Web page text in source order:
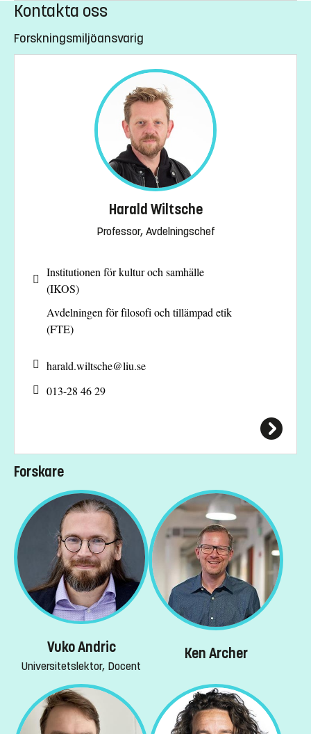
Kontakta oss
Forskningsmiljöansvarig
Harald Wiltsche
Professor, Avdelningschef
Institutionen för kultur och samhälle
(IKOS)
Avdelningen för filosofi och tillämpad etik
(FTE)
harald.wiltsche@liu.se
013-28 46 29
Forskare
Vuko Andric
Universitetslektor, Docent
Ken Archer